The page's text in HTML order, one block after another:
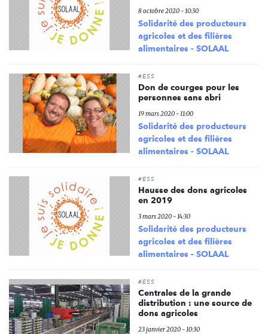
8 octobre 2020 - 10:30
Solidarité des producteurs
agricoles et des filières
alimentaires - SOLAAL
#ESS
Don de courges pour les
personnes sans abri
19 mars 2020 - 11:00
Solidarité des producteurs
agricoles et des filières
alimentaires - SOLAAL
#ESS
Hausse des dons agricoles
en 2019
3 mars 2020 - 14:30
Solidarité des producteurs
agricoles et des filières
alimentaires - SOLAAL
#ESS
Centrales de la grande
distribution : une source de
dons agricoles
23 janvier 2020 - 10:30